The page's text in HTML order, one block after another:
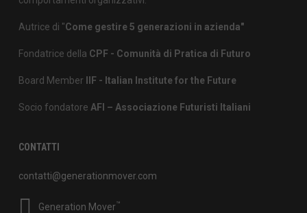
Autrice di "Come gestire 5 generazioni in azienda"
Fondatrice della CPF - Comunità di Pratica di Futuro
Board Member IIF - Italian Institute for the Future
Socio fondatore AFI – Associazione Futuristi Italiani
CONTATTI
contatti@generationmover.com
Generation Mover™